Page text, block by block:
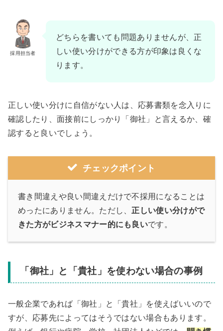
採用担当者
どちらを書いても問題ありませんが、正
しい使い分けができる方が印象は良くな
ります。
正しい使い分けに自信がない人は、応募書類を念入りに
確認したり、面接前にしっかり「御社」と言えるか、確
認すると良いでしょう。
チェックポイント
書き間違えや良い間違えだけで不採用になることは
めったにありません。ただし、 正しい使い分けがで
きた方がビジネスマナー的にも良いです。
「御社」と「貴社」を使わない場合の事例
一般企業であれば「御社」と「貴社」を使えばいいので
すが、応募先によってはそうではない場合もあります。